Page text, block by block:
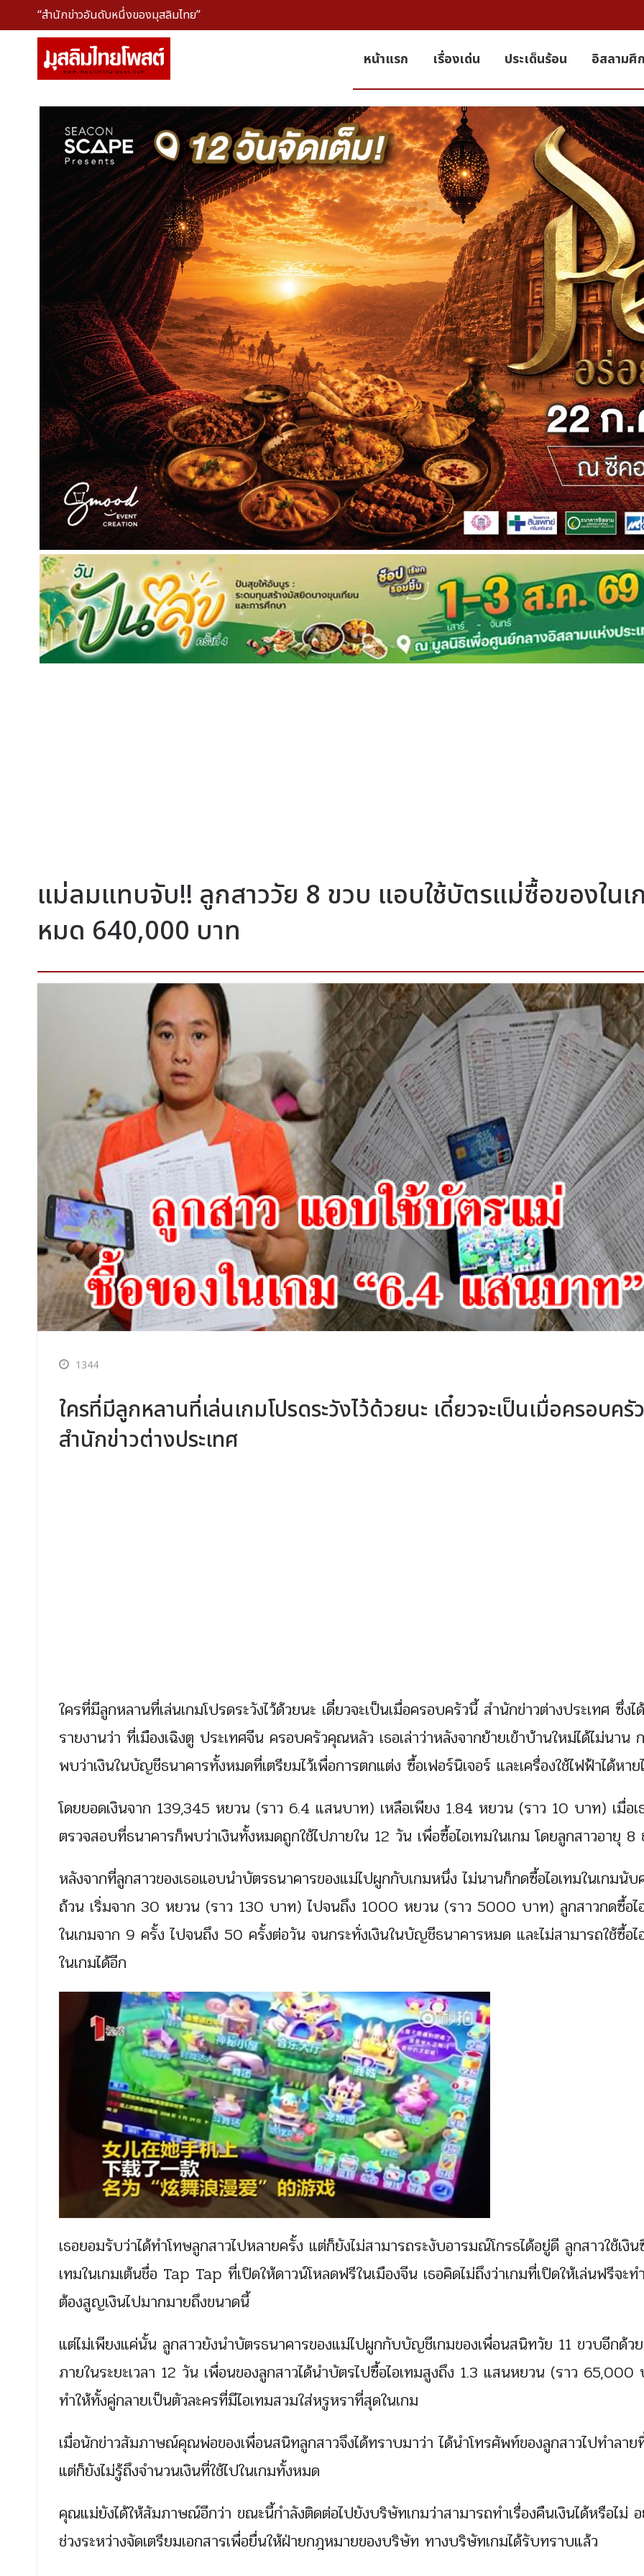
“สำนักข่าวอันดับหนึ่งของมุสลิมไทย”
หน้าแรก เรื่องเด่น ประเด็นร้อน อิสลามศึ
แม่ลมแทบจับ!! ลูกสาววัย 8 ขวบ แอบใช้บัตรแม่ซื้อของในเ
หมด 640,000 บาท
1344
ใครที่มีลูกหลานที่เล่นเกมโปรดระวังไว้ด้วยนะ เดี๋ยวจะเป็นเมื่อครอบครั
สำนักข่าวต่างประเทศ
ใครที่มีลูกหลานที่เล่นเกมโปรดระวังไว้ด้วยนะ เดี๋ยวจะเป็นเมื่อครอบครัวนี้ สำนักข่าวต่างประเทศ ซึ่งได้
รายงานว่า ที่เมืองเฉิงตู ประเทศจีน ครอบครัวคุณหลัว เธอเล่าว่าหลังจากย้ายเข้าบ้านใหม่ได้ไม่นาน
พบว่าเงินในบัญชีธนาคารทั้งหมดที่เตรียมไว้เพื่อการตกแต่ง ซื้อเฟอร์นิเจอร์ และเครื่องใช้ไฟฟ้าได้หา
โดยยอดเงินจาก 139,345 หยวน (ราว 6.4 แสนบาท) เหลือเพียง 1.84 หยวน (ราว 10 บาท) เมื่อเ
ตรวจสอบที่ธนาคารก็พบว่าเงินทั้งหมดถูกใช้ไปภายใน 12 วัน เพื่อซื้อไอเทมในเกม โดยลูกสาวอายุ 8
หลังจากที่ลูกสาวของเธอแอบนำบัตรธนาคารของแม่ไปผูกกับเกมหนึ่ง ไม่นานก็กดซื้อไอเทมในเกมนับ
ถ้วน เริ่มจาก 30 หยวน (ราว 130 บาท) ไปจนถึง 1000 หยวน (ราว 5000 บาท) ลูกสาวกดซื้อไ
ในเกมจาก 9 ครั้ง ไปจนถึง 50 ครั้งต่อวัน จนกระทั่งเงินในบัญชีธนาคารหมด และไม่สามารถใช้ซื้อไ
ในเกมได้อีก
เธอยอมรับว่าได้ทำโทษลูกสาวไปหลายครั้ง แต่ก็ยังไม่สามารถระงับอารมณ์โกรธได้อยู่ดี ลูกสาวใช้เงิน
เทมในเกมเต้นชื่อ Tap Tap ที่เปิดให้ดาวน์โหลดฟรีในเมืองจีน เธอคิดไม่ถึงว่าเกมที่เปิดให้เล่นฟรีจะท
ต้องสูญเงินไปมากมายถึงขนาดนี้
แต่ไม่เพียงแค่นั้น ลูกสาวยังนำบัตรธนาคารของแม่ไปผูกกับบัญชีเกมของเพื่อนสนิทวัย 11 ขวบอีกด้วย
ภายในระยะเวลา 12 วัน เพื่อนของลูกสาวได้นำบัตรไปซื้อไอเทมสูงถึง 1.3 แสนหยวน (ราว 65,000
ทำให้ทั้งคู่กลายเป็นตัวละครที่มีไอเทมสวมใส่หรูหราที่สุดในเกม
เมื่อนักข่าวสัมภาษณ์คุณพ่อของเพื่อนสนิทลูกสาวจึงได้ทราบมาว่า ได้นำโทรศัพท์ของลูกสาวไปทำลาย
แต่ก็ยังไม่รู้ถึงจำนวนเงินที่ใช้ไปในเกมทั้งหมด
คุณแม่ยังได้ให้สัมภาษณ์อีกว่า ขณะนี้กำลังติดต่อไปยังบริษัทเกมว่าสามารถทำเรื่องคืนเงินได้หรือไม่
ช่วงระหว่างจัดเตรียมเอกสารเพื่อยื่นให้ฝ่ายกฎหมายของบริษัท ทางบริษัทเกมได้รับทราบแล้ว